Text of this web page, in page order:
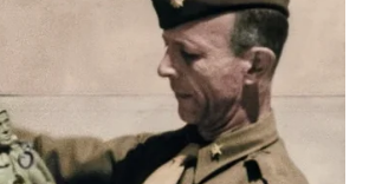
LOCALIDAD DE USAQUÉN
DESAPARECIDOS
LUZ
LOCALIDAD DE ENGATIVÁ
DE OCCIDENTE
DE SUBA